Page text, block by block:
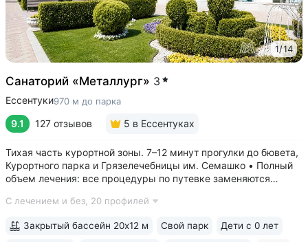
1/14
Санаторий «Металлург» 3
Ессентуки970 м до парка
9.1 127 отзывов 5 в Ессентуках
Тихая часть курортной зоны. 7–12 минут прогулки до бювета,
Курортного парка и Грязелечебницы им. Семашко • Полный
объем лечения: все процедуры по путевке заменяются
путевки включены дорогие процедуры: эндоскопические
С лечением и без, 20 профилей
Закрытый бассейн 20х12 м Свой парк Дети с 0 лет